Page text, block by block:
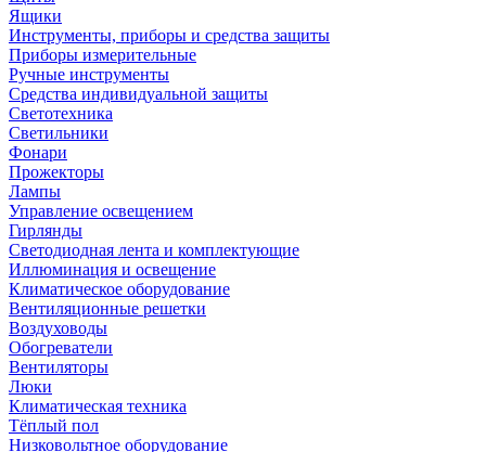
Ящики
Инструменты, приборы и средства защиты
Приборы измерительные
Ручные инструменты
Средства индивидуальной защиты
Светотехника
Светильники
Фонари
Прожекторы
Лампы
Управление освещением
Гирлянды
Светодиодная лента и комплектующие
Иллюминация и освещение
Климатическое оборудование
Вентиляционные решетки
Воздуховоды
Обогреватели
Вентиляторы
Люки
Климатическая техника
Тёплый пол
Низковольтное оборудование